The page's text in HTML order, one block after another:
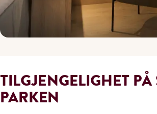
TILGJENGELIGHET
PARKEN